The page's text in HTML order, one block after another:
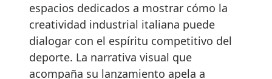
espacios dedicados a mostrar cómo la
creatividad industrial italiana puede
dialogar con el espíritu competitivo del
deporte. La narrativa visual que
acompaña su lanzamiento apela a